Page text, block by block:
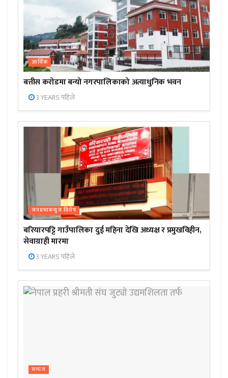
आर्थिक
बत्तीस करोडमा बन्यो नगरपालिकाको अत्याधुनिक भवन
3 YEARS पहिले
जनप्रभाबन्युज विशेष
बरियारपट्टि गाउँपालिका दुई महिना देखि अध्यक्ष र प्रमुखविहीन,
सेवाग्राही मारमा
3 YEARS पहिले
समाज